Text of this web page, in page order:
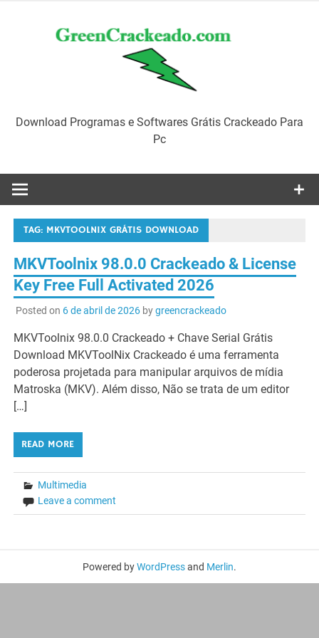
Download Programas e Softwares Grátis Crackeado Para
Pc
TAG: MKVTOOLNIX GRÁTIS DOWNLOAD
MKVToolnix 98.0.0 Crackeado & License
Key Free Full Activated 2026
Posted on 6 de abril de 2026bygreencrackeado
MKVToolnix 98.0.0 Crackeado + Chave Serial Grátis
Download MKVToolNix Crackeado é uma ferramenta
poderosa projetada para manipular arquivos de mídia
Matroska (MKV). Além disso, Não se trata de um editor
[…]
READ MORE
Multimedia
Leave a comment
Powered byWordPressand Merlin.